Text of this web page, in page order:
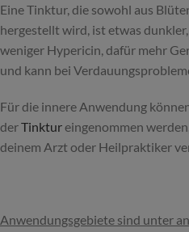
Eine Tinktur, die sowohl aus
hergestellt wird, ist etwas
weniger Hypericin, dafür mehr
und kann bei
Für die innere Anwendung
derTinktureingenommen
deinem Arzt oder Heilpraktiker
Anwendungsgebiete sind unter